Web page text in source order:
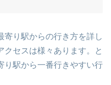
寄り駅からの行き方を詳し
クセスは様々あります。と
り駅から一番行きやすい行